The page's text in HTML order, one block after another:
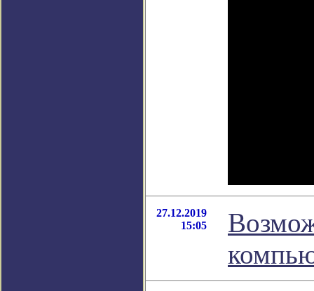
27.12.2019
15:05